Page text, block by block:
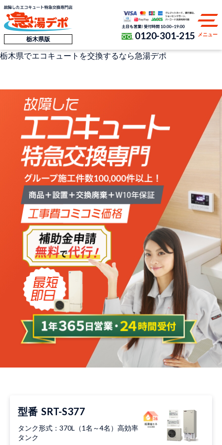
栃木県版 0120-301-215 メニュー
栃木県でエコキュートを交換するなら急湯デポ
型番 SRT-S377
タンク形式：370L（1名～4名）高効率
タンク